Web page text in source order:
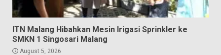
ITN Malang Hibahkan Mesin Irigasi Sprinkler ke
SMKN 1 Singosari Malang
August 5, 2026